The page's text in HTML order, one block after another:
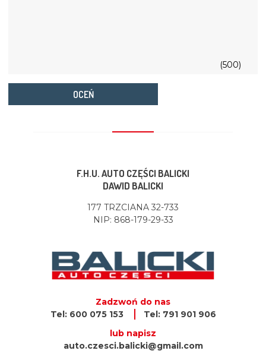
(500)
OCEŃ
F.H.U. AUTO CZĘŚCI BALICKI
DAWID BALICKI
177 TRZCIANA 32-733
NIP: 868-179-29-33
Zadzwoń do nas
Tel: 600 075 153
Tel: 791 901 906
lub napisz
auto.czesci.balicki@gmail.com